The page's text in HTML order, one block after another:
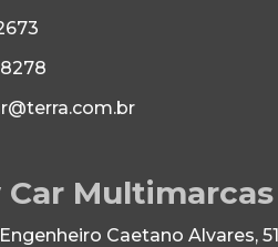
8278
Car
Caetano Alvares,